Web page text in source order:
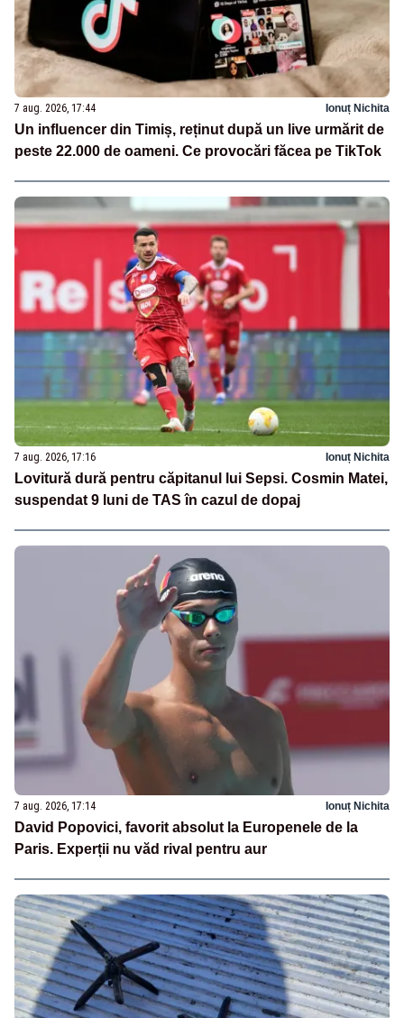
7 aug. 2026, 17:44 Ionuț Nichita
Un influencer din Timiș, reținut după un live urmărit de
peste 22.000 de oameni. Ce provocări făcea pe TikTok
7 aug. 2026, 17:16 Ionuț Nichita
Lovitură dură pentru căpitanul lui Sepsi. Cosmin Matei,
suspendat 9 luni de TAS în cazul de dopaj
7 aug. 2026, 17:14 Ionuț Nichita
David Popovici, favorit absolut la Europenele de la
Paris. Experții nu văd rival pentru aur